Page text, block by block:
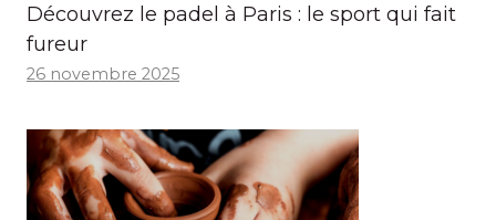
Découvrez le padel à Paris : le sport qui fait
fureur
26 novembre 2025